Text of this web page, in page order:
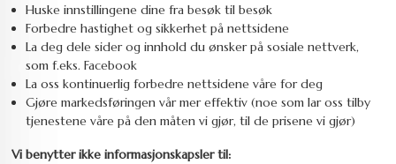
Huske innstillingene dine fra besøk til besøk
Forbedre hastighet og sikkerhet på nettsidene
La deg dele sider og innhold du ønsker på sosiale nettverk,
som f.eks. Facebook
La oss kontinuerlig forbedre nettsidene våre for deg
Gjøre markedsføringen vår mer effektiv (noe som lar oss tilby
tjenestene våre på den måten vi gjør, til de prisene vi gjør)
Vi benytter ikke informasjonskapsler til: